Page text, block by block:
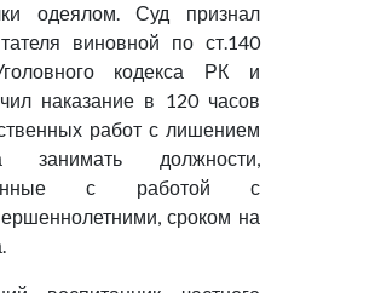
одеялом. Суд признал
виновной по ст.140
кодекса РК и
наказание в 120 часов
работ с лишением
занимать должности,
с работой с
сроком на